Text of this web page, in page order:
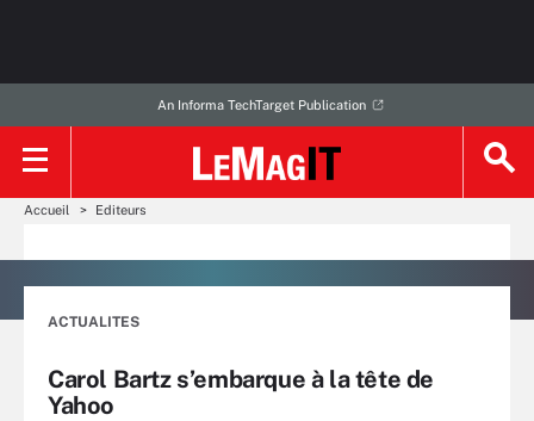
An Informa TechTarget Publication
Accueil Editeurs
ACTUALITES
Carol Bartz s’embarque à la tête de
Yahoo